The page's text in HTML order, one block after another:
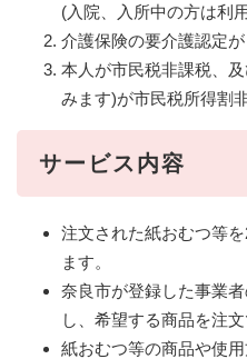
(入院、入所中の方は利
介護保険の要介護認定
本人が市民税非課税、
みます)が市民税所得割
サービス内容
注文された紙おむつ等
ます。
奈良市が登録した事業
し、希望する商品を注文
紙おむつ等の商品や使